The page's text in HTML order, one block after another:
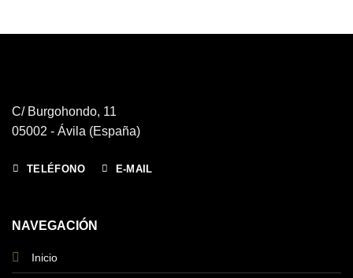
C/ Burgohondo, 11
05002 - Ávila (España)
TELÉFONO E-MAIL
NAVEGACIÓN
Inicio